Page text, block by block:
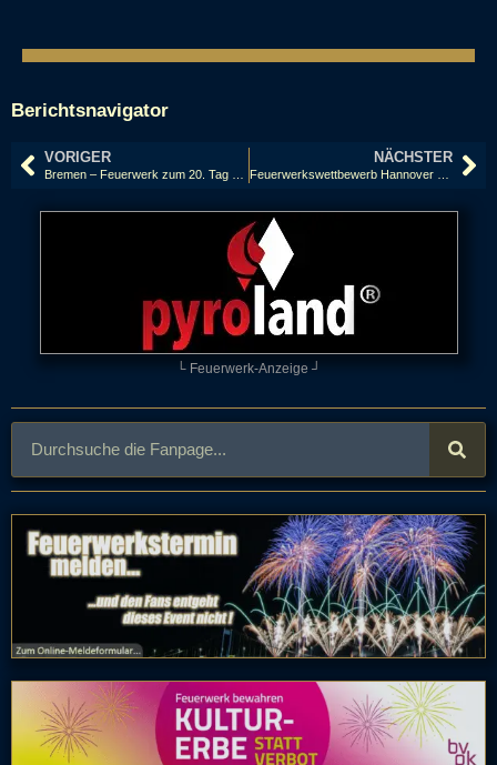
Berichtsnavigator
VORIGER NÄCHSTER
└ Feuerwerk-Anzeige ┘